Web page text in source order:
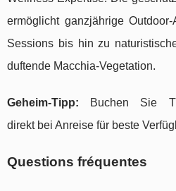
ermöglicht ganzjährige
Sessions bis hin zu
duftende Macchia-Vegetation.
Geheim-Tipp: Buchen Sie
direkt bei Anreise für beste
Questions fréquentes